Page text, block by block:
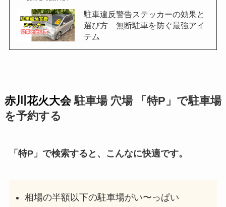
駐車違反警告ステッカーの効果と
選び方 無断駐車を防ぐ最強アイ
テム
赤川花火大会駐車場 穴場 「特P」で駐車場
を予約する
「特P」で検索すると、こんなに快適です。
相場の半額以下の駐車場がい〜っぱい